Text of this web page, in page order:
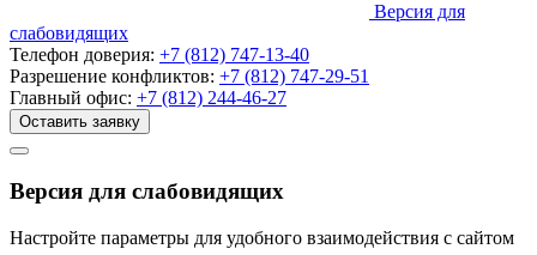
Версия для
слабовидящих
Телефон доверия: +7 (812) 747-13-40
Разрешение конфликтов: +7 (812) 747-29-51
Главный офис: +7 (812) 244-46-27
Оставить заявку
Версия для слабовидящих
Настройте параметры для удобного взаимодействия с сайтом